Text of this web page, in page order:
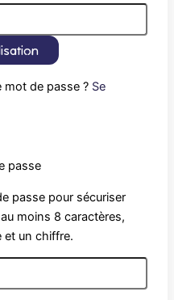
mot de passe ? Se
passe
passe pour sécuriser
moins 8 caractères,
et un chiffre.